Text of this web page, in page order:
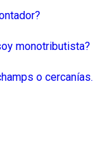
monotributista?
o cercanías.